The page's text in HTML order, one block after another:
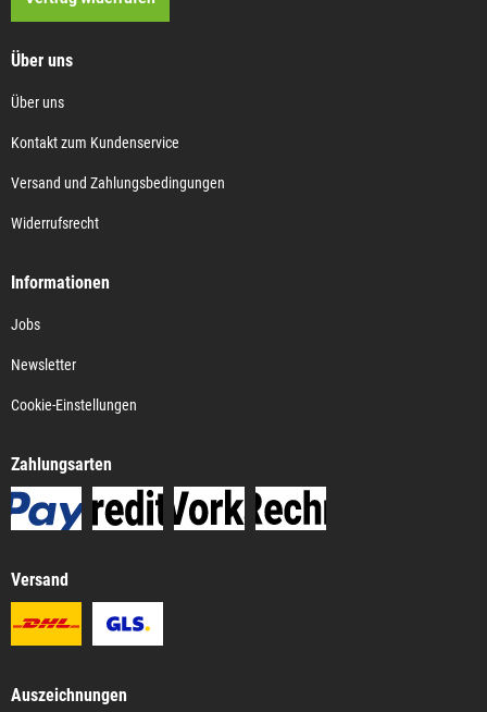
Über uns
Über uns
Kontakt zum Kundenservice
Versand und Zahlungsbedingungen
Widerrufsrecht
Informationen
Jobs
Newsletter
Cookie-Einstellungen
Zahlungsarten
Versand
Auszeichnungen